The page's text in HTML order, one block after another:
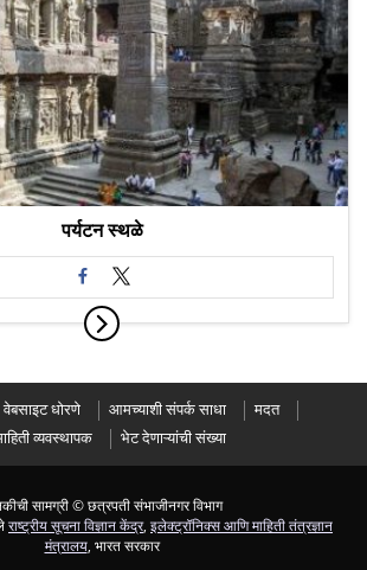
पर्यटन स्थळे
वेबसाइट धोरणे आमच्याशी संपर्क साधा
मदत
व्यवस्थापक
भेट देणाऱ्यांची संख्या
सामग्री © छत्रपती संभाजीनगर विभाग
राष्ट्रीय सूचना विज्ञान केंद्र, इलेक्ट्रॉनिक्स आणि माहिती तंत्रज्ञान
मंत्रालय, भारत सरकार